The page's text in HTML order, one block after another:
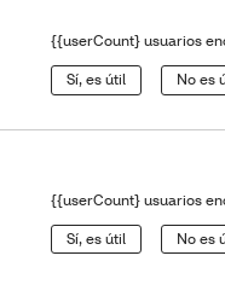
{{userCount} usuarios
Sí, es útil No es
{{userCount} usuarios
Sí, es útil No es